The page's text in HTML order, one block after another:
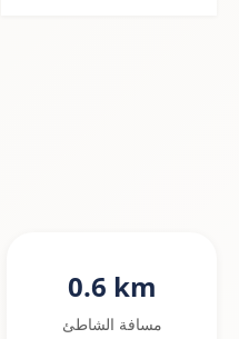
0.6 km
مسافة الشاطئ